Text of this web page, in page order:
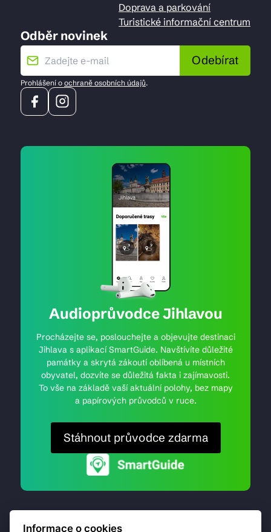
Doprava a parkování
Turistické informační centrum
Odběr novinek
Odebírat
Prohlášení o ochraně osobních údajů.
Audioprůvodce Jihlavou
Procházejte se, poslouchejte a objevujte destinaci
Jihlava s aplikací SmartGuide. Navštívíte důležité
památky a skrytá zákoutí oblíbená u místních
obyvatel, dozvíte se důležitá fakta i zajímavosti.
To vše na základě vaší aktuální polohy, bez mapy
a papírových průvodců v ruce.
Stáhnout průvodce zdarma
Informace o cookies